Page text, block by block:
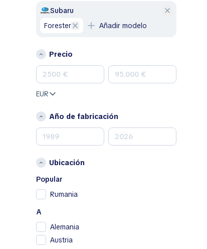
GMC
Honda
Land Rover
Mercedes-Benz
MINI
Mitsubishi
Opel
Peugeot
Porsche
Skoda
SsangYong
Subaru
Forester
Añadir modelo
Precio
EUR
Año de fabricación
Ubicación
Popular
Rumania
A
Alemania
Austria